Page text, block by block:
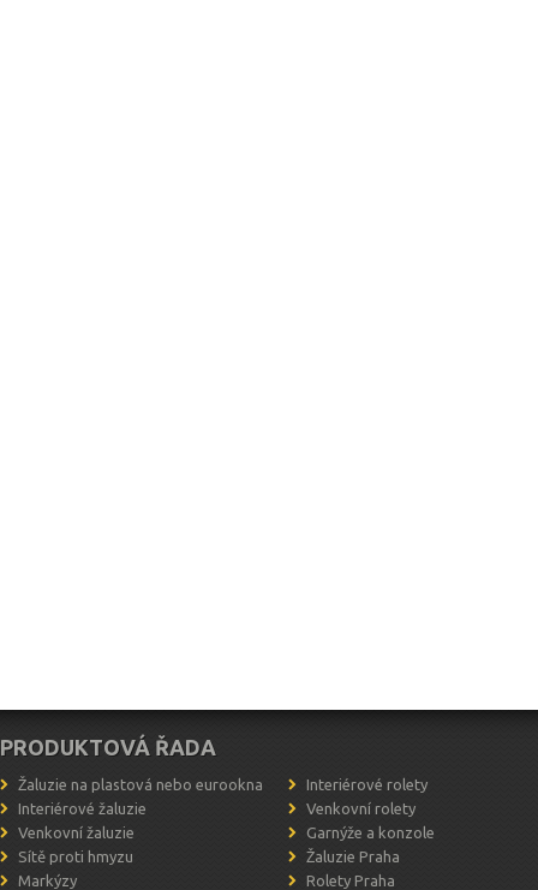
PRODUKTOVÁ ŘADA
Žaluzie na plastová nebo eurookna
Interiérové rolety
Interiérové žaluzie
Venkovní rolety
Venkovní žaluzie
Garnýže a konzole
Sítě proti hmyzu
Žaluzie Praha
Markýzy
Rolety Praha